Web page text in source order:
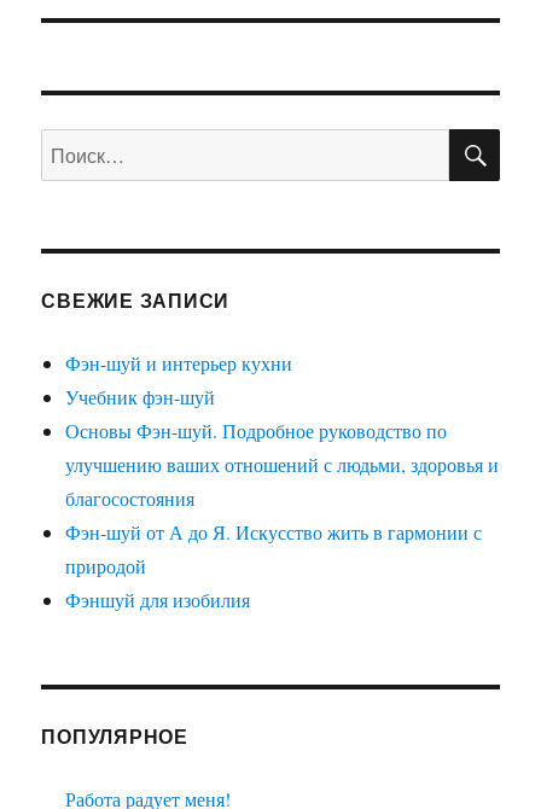
Искать:
СВЕЖИЕ ЗАПИСИ
Фэн-шуй и интерьер кухни
Учебник фэн-шуй
Основы Фэн-шуй. Подробное руководство по
улучшению ваших отношений с людьми, здоровья и
благосостояния
Фэн-шуй от А до Я. Искусство жить в гармонии с
природой
Фэншуй для изобилия
ПОПУЛЯРНОЕ
Работа радует меня!